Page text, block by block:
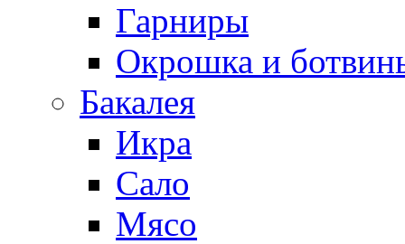
Гарниры
Окрошка и
Бакалея
Икра
Сало
Мясо